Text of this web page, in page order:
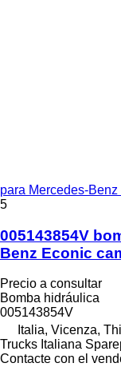
para Mercedes-
5
005143854V
Benz Econic
Precio a consultar
Bomba hidráulica
005143854V
Italia, Vicenza,
Trucks Italiana
Contacte con el